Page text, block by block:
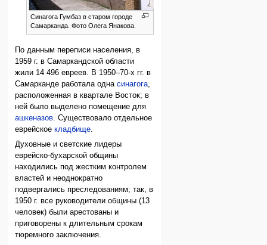
Синагога Гумбаз в старом городе
Самарканда. Фото Олега Янакова.
По данным переписи населения, в
1959 г. в Самаркандской области
жили 14 496 евреев. В 1950–70-х гг. в
Самарканде работала однасинагога
расположенная в квартале Восток; в
ней было выделено помещение для
ашкеназов . Существовало отдельное
еврейскоекладбище
Духовные и светские лидеры
еврейско-бухарской общины
находились под жестким контролем
властей и неоднократно
подвергались преследованиям; так, в
1950 г. все руководители общины (13
человек) были арестованы и
приговорены к длительным срокам
тюремного заключения.